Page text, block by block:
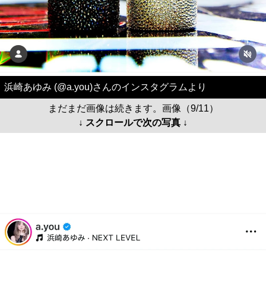
浜崎あゆみ (@a.you)さんのインスタグラムより
まだまだ画像は続きます。画像（9/11）
↓ スクロールで次の写真 ↓